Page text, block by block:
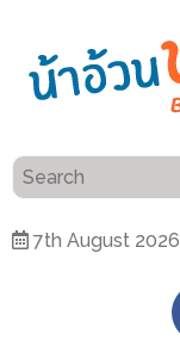
7th August 2026
แนะนำ